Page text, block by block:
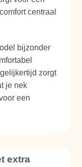
centraal
bijzonder
zorgt
je nek
een
extra